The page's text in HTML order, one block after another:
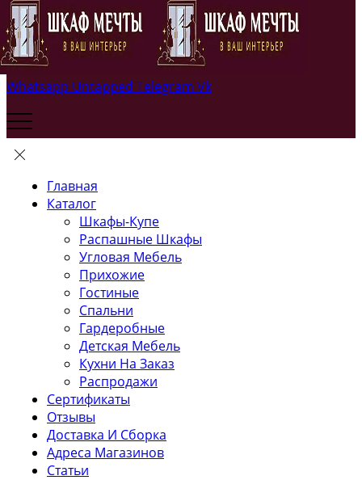
Whatsapp Untapped Telegram Vk
Главная
Каталог
Шкафы-Купе
Распашные Шкафы
Угловая Мебель
Прихожие
Гостиные
Спальни
Гардеробные
Детская Мебель
Кухни На Заказ
Распродажи
Сертификаты
Отзывы
Доставка И Сборка
Адреса Магазинов
Статьи